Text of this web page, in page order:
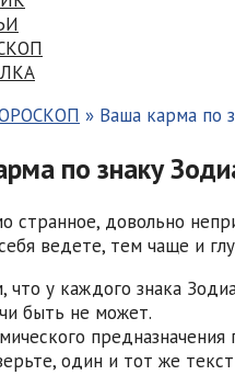
» Ваша карма по
по знаку
странное, довольно
ведете, тем чаще и
что у каждого знака
быть не может.
один и тот же